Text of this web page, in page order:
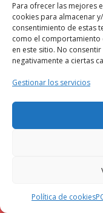
Para ofrecer las mejores
cookies para almacenar
consentimiento de estas
como el comportamiento
en este sitio. No
negativamente a ciertas
Gestionar los servicios
Política de cookies
¿Es más
la empresa de
No, las empresas
precios
exclusivas para
de la seguridad y
selección de
¿Quién
ponerte en